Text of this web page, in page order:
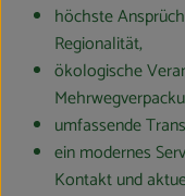
höchste
Regionalität,
ökologische
umfassende
ein modernes
Kontakt und